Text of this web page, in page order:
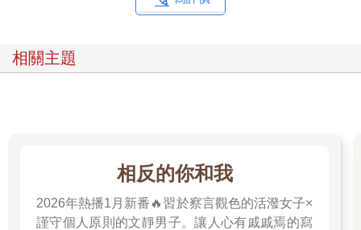
相關主題
相反的你和我
2026年熱播1月新番🔥習於察言觀色的活潑女子×
謹守個人原則的文靜男子。讓人心有戚戚焉的寫